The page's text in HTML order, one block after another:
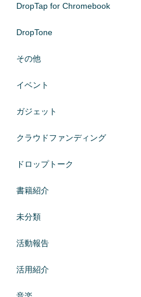
DropTap for Chromebook
DropTone
その他
イベント
ガジェット
クラウドファンディング
ドロップトーク
書籍紹介
未分類
活動報告
活用紹介